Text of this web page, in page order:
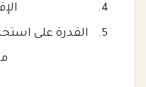
القدرة على